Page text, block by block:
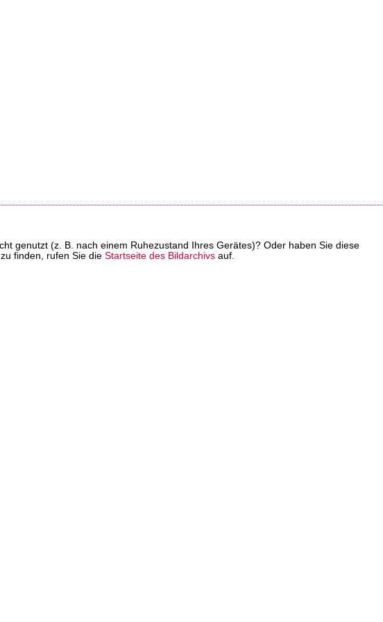
genutzt (z. B. nach einem Ruhezustand Ihres Gerätes)? Oder haben Sie diese
finden, rufen Sie die Startseite des Bildarchivs auf.